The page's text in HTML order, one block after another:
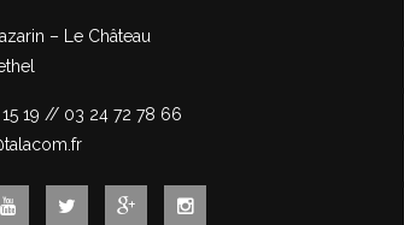
– Le Château
19 // 03 24 72 78 66